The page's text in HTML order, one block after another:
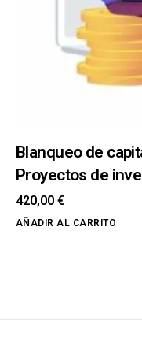
Blanqueo de
Proyectos de
420,00 €
AÑADIR AL CARRITO